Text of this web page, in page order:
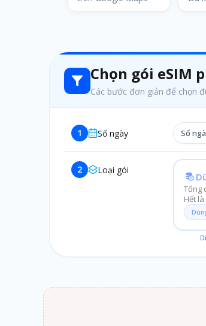
Chọn gói eSIM
Các bước đơn giản để chọn
1 Số ngày Số
2 Loại gói
Tổng
Hết